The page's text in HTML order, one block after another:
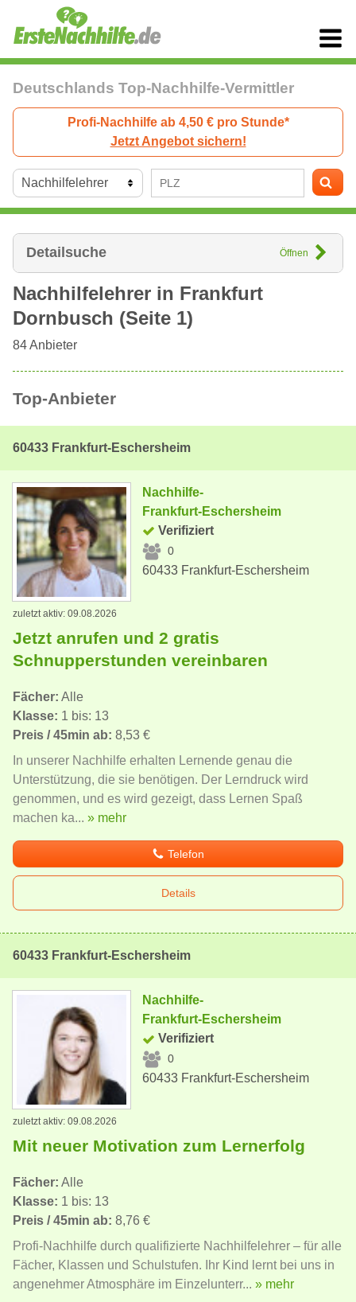
Deutschlands Top-Nachhilfe-Vermittler
Profi-Nachhilfe ab 4,50 € pro Stunde*
Jetzt Angebot sichern!
Detailsuche Öffnen
Nachhilfelehrer in Frankfurt
Dornbusch (Seite 1)
84Anbieter
Top-Anbieter
60433 Frankfurt-Eschersheim
Nachhilfe-
Frankfurt-Eschersheim
Verifiziert
0
60433 Frankfurt-Eschersheim
zuletzt aktiv: 09.08.2026
Jetzt anrufen und 2 gratis
Schnupperstunden vereinbaren
Fächer: Alle
Klasse: 1 bis: 13
Preis / 45min ab: 8,53 €
In unserer Nachhilfe erhalten Lernende genau die
Unterstützung, die sie benötigen. Der Lerndruck wird
genommen, und es wird gezeigt, dass Lernen Spaß
machen ka... » mehr
Telefon
Details
60433 Frankfurt-Eschersheim
Nachhilfe-
Frankfurt-Eschersheim
Verifiziert
0
60433 Frankfurt-Eschersheim
zuletzt aktiv: 09.08.2026
Mit neuer Motivation zum Lernerfolg
Fächer: Alle
Klasse: 1 bis: 13
Preis / 45min ab: 8,76 €
Profi-Nachhilfe durch qualifizierte Nachhilfelehrer – für alle
Fächer, Klassen und Schulstufen. Ihr Kind lernt bei uns in
angenehmer Atmosphäre im Einzelunterr... » mehr